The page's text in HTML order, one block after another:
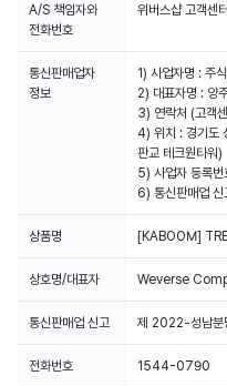
A/S 책임자와
전화번호
위버스샵 고객
통신판매업자
정보
1) 사업자명 : 주
2) 대표자명 : 양
3) 연락처 (고
4) 위치 : 경기도
판교 테크원타워)
5) 사업자 등록
6) 통신판매업
상품명 [KABOOM]
상호명/대표자 Weverse
통신판매업 신고 제 2022-성남
전화번호 1544-0790